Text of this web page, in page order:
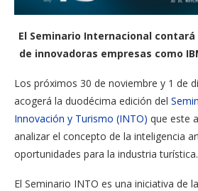
El Seminario Internacional
de innovadoras empresas como
Los próximos 30 de noviembre y 1 de
acogerá la duodécima edición del
Innovación y Turismo (INTO) que este
analizar el concepto de la inteligencia
oportunidades para la industria turística.
El Seminario INTO es una iniciativa de